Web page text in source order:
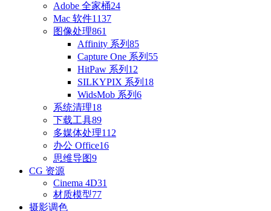
Adobe 全家桶24
Mac 软件1137
图像处理861
Affinity 系列 85
Capture One 系列 55
HitPaw 系列 12
SILKYPIX 系列 18
WidsMob 系列 6
系统清理18
下载工具89
多媒体处理112
办公 Office16
思维导图9
CG 资源
Cinema 4D31
材质模型77
摄影调色